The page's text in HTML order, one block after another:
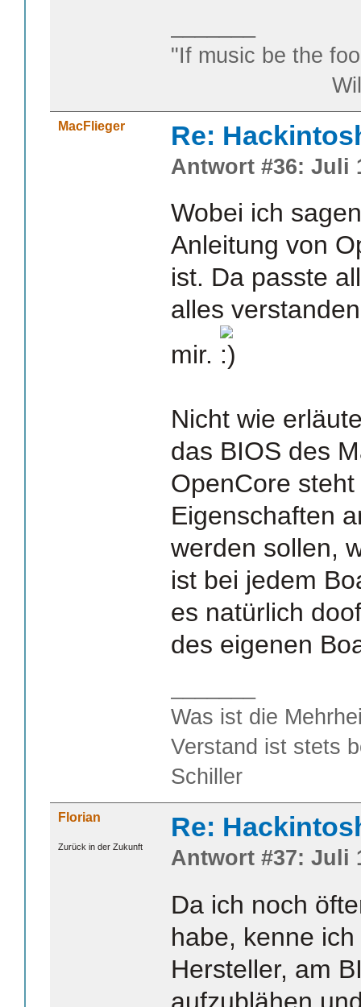
"If music be the
William
MacFlieger Re:
Antwort #36: Juli
Wobei ich
Anleitung von
ist. Da passte
alles
mir.
Nicht wie
das BIOS des
OpenCore
Eigenschaften
werden sollen,
ist bei jedem
es natürlich
des eigenen
Was ist die
Verstand ist stets
Schiller
Florian
Zurück in der Zukunft
Re:
Antwort #37: Juli
Da ich noch
habe, kenne
Hersteller, am
aufzublähen